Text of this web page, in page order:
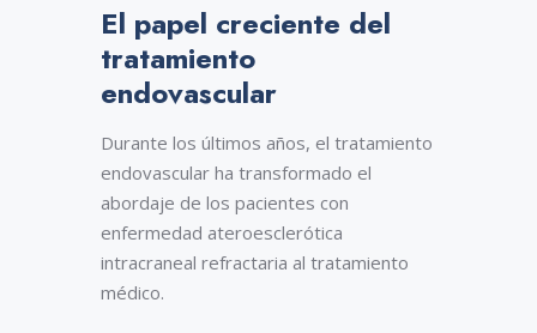
perfusión distal normal. (c) Se realizó
una trombectomía con un stent
recuperable Solitaire (Medtronic,
Dublín, Irlanda). (d) Un recorrido
postrombectomía mostró reestenosis
(flecha). Se realizó una angioplastia
submáxima pero la estenosis recidivó
(flecha) por lo que (e) se colocó un
stent Wingspan (Stryker Neurovascular)
para restablecer el (f ) calibre normal
de la MCA.
El papel creciente del
tratamiento
endovascular
Durante los últimos años, el tratamiento
endovascular ha transformado el
abordaje de los pacientes con
enfermedad ateroesclerótica
intracraneal refractaria al tratamiento
médico.